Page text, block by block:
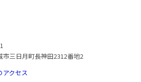
市三日月町長神田2312番地2
アクセス